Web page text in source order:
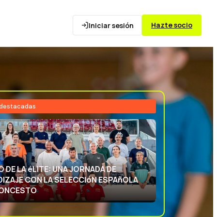
Iniciar sesión Hazte socio
DEPORTIVA: APRENDIENDO CON
ESPAñOLA DE BALONCESTO